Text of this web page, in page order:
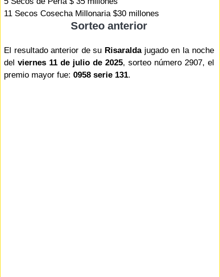
11 Secos Cosecha Millonaria $30 millones
Sorteo anterior
El resultado anterior de su Risaraldajugado en la noche
del viernes 11 de julio de 2025, sorteo número 2907, el
premio mayor fue: 0958 serie 131.